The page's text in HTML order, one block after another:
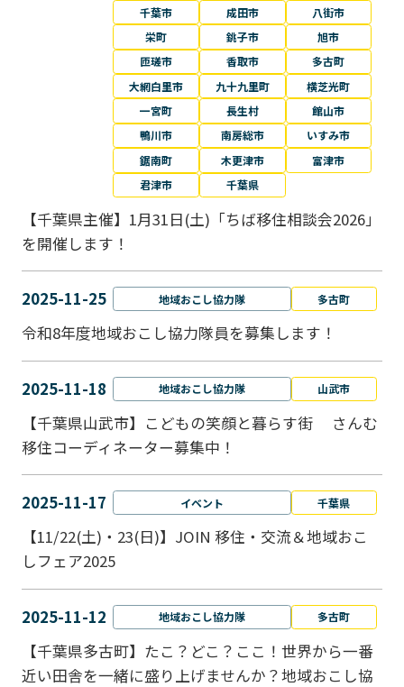
千葉市
成田市
八街市
栄町
銚子市
旭市
匝瑳市
香取市
多古町
大網白里市
九十九里町
横芝光町
一宮町
長生村
館山市
鴨川市
南房総市
いすみ市
鋸南町
木更津市
富津市
君津市
千葉県
【千葉県主催】1月31日(土)「ちば移住相談会2026」
を開催します！
2025-11-25 地域おこし協力隊 多古町
令和8年度地域おこし協力隊員を募集します！
2025-11-18 地域おこし協力隊 山武市
【千葉県山武市】こどもの笑顔と暮らす街 さんむ
移住コーディネーター募集中！
2025-11-17 イベント 千葉県
【11/22(土)・23(日)】JOIN 移住・交流＆地域おこ
しフェア2025
2025-11-12 地域おこし協力隊 多古町
【千葉県多古町】たこ？どこ？ここ！世界から一番
近い田舎を一緒に盛り上げませんか？地域おこし協